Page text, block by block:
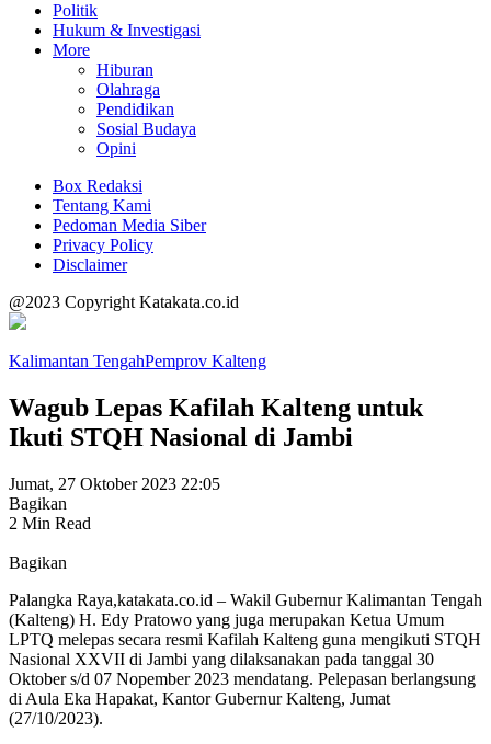
Politik
Hukum & Investigasi
More
Hiburan
Olahraga
Pendidikan
Sosial Budaya
Opini
Box Redaksi
Tentang Kami
Pedoman Media Siber
Privacy Policy
Disclaimer
@2023 Copyright Katakata.co.id
Kalimantan TengahPemprov Kalteng
Wagub Lepas Kafilah Kalteng untuk
Ikuti STQH Nasional di Jambi
Jumat, 27 Oktober 2023 22:05
Bagikan
2 Min Read
Bagikan
Palangka Raya,katakata.co.id – Wakil Gubernur Kalimantan Tengah
(Kalteng) H. Edy Pratowo yang juga merupakan Ketua Umum
LPTQ melepas secara resmi Kafilah Kalteng guna mengikuti STQH
Nasional XXVII di Jambi yang dilaksanakan pada tanggal 30
Oktober s/d 07 Nopember 2023 mendatang. Pelepasan berlangsung
di Aula Eka Hapakat, Kantor Gubernur Kalteng, Jumat
(27/10/2023).